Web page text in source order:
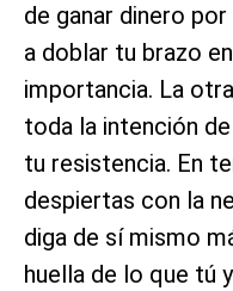
de ganar dinero
a doblar tu brazo
importancia. La
toda la intención
tu resistencia. En
despiertas con la
diga de sí mismo
huella de lo que tú